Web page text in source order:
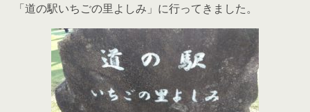
「道の駅いちごの里よしみ」に行ってきました。